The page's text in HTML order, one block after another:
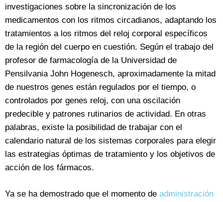
investigaciones sobre la sincronización de los
medicamentos con los ritmos circadianos, adaptando los
tratamientos a los ritmos del reloj corporal específicos
de la región del cuerpo en cuestión. Según el trabajo del
profesor de farmacología de la Universidad de
Pensilvania John Hogenesch, aproximadamente la mitad
de nuestros genes están regulados por el tiempo, o
controlados por genes reloj, con una oscilación
predecible y patrones rutinarios de actividad. En otras
palabras, existe la posibilidad de trabajar con el
calendario natural de los sistemas corporales para elegir
las estrategias óptimas de tratamiento y los objetivos de
acción de los fármacos.
Ya se ha demostrado que el momento de administración